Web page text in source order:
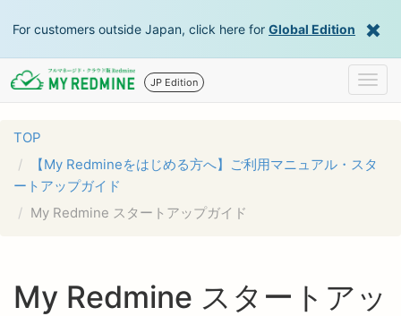
For customers outside Japan, click here for Global Edition
JP Edition
TOP
【My Redmineをはじめる方へ】ご利用マニュアル・スタ
ートアップガイド
My Redmine スタートアップガイド
My Redmine スタートアッ